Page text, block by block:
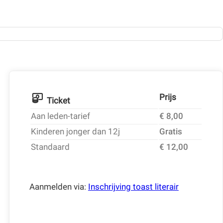
Ticket
Prijs
Aan leden-tarief
€ 8,00
Kinderen jonger dan 12j
Gratis
Standaard
€ 12,00
Aanmelden via: Inschrijving toast literair